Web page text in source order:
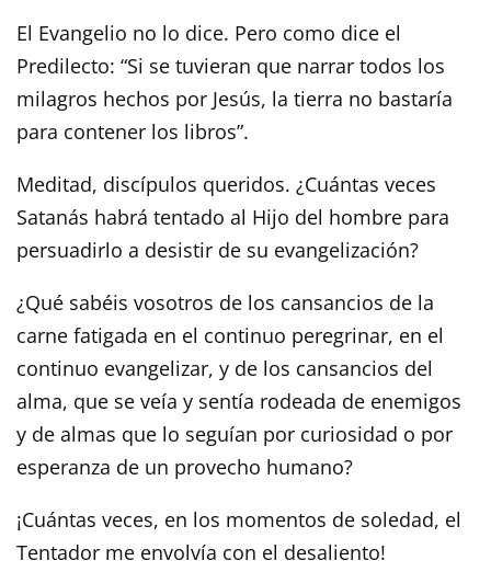
El Evangelio no lo dice. Pero como dice el
Predilecto: “Si se tuvieran que narrar todos los
milagros hechos por Jesús, la tierra no bastaría
para contener los libros”.
Meditad, discípulos queridos. ¿Cuántas veces
Satanás habrá tentado al Hijo del hombre para
persuadirlo a desistir de su evangelización?
¿Qué sabéis vosotros de los cansancios de la
carne fatigada en el continuo peregrinar, en el
continuo evangelizar, y de los cansancios del
alma, que se veía y sentía rodeada de enemigos
y de almas que lo seguían por curiosidad o por
esperanza de un provecho humano?
¡Cuántas veces, en los momentos de soledad, el
Tentador me envolvía con el desaliento!